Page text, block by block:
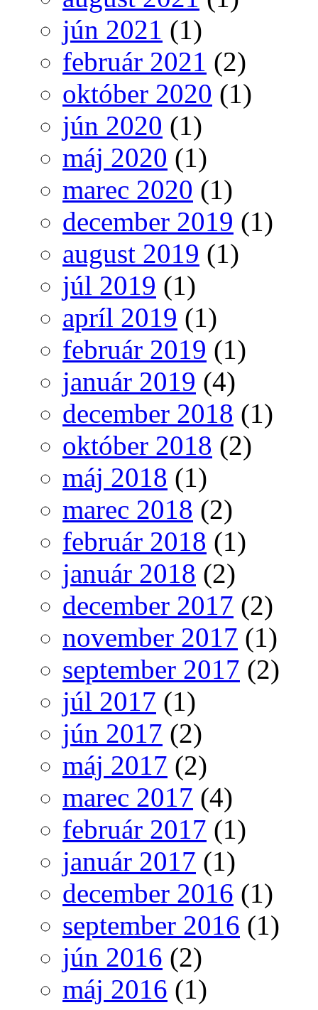
jún 2021 (1)
február 2021 (2)
október 2020 (1)
jún 2020 (1)
máj 2020 (1)
marec 2020 (1)
december 2019 (1)
august 2019 (1)
júl 2019 (1)
apríl 2019 (1)
február 2019 (1)
január 2019 (4)
december 2018 (1)
október 2018 (2)
máj 2018 (1)
marec 2018 (2)
február 2018 (1)
január 2018 (2)
december 2017 (2)
november 2017 (1)
september 2017 (2)
júl 2017 (1)
jún 2017 (2)
máj 2017 (2)
marec 2017 (4)
február 2017 (1)
január 2017 (1)
december 2016 (1)
september 2016 (1)
jún 2016 (2)
máj 2016 (1)